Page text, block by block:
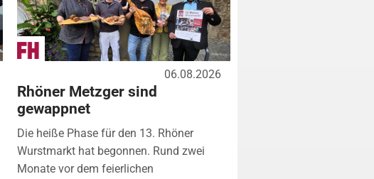
06.08.2026
Rhöner Metzger sind
gewappnet
Die heiße Phase für den 13. Rhöner
Wurstmarkt hat begonnen. Rund zwei
Monate vor dem feierlichen